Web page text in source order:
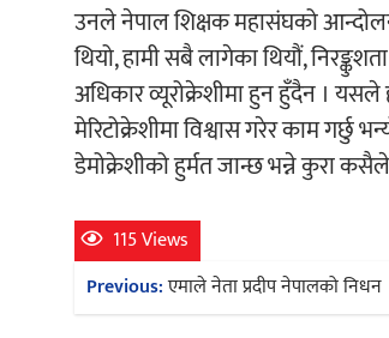
उनले नेपाल शिक्षक महासंघको
थियो, हामी सबै लागेका थियौं,
अधिकार व्यूरोक्रेशीमा हुन हुँदैन । यसले
मेरिटोक्रेशीमा विश्वास गरेर काम गर्छु
डेमोक्रेशीको हुर्मत जान्छ भन्ने कुरा
115 Views
Post
Previous:एमाले नेता प्रदीप नेपालको निधन